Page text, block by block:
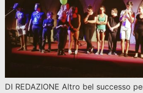
DI REDAZIONE Altro bel successo